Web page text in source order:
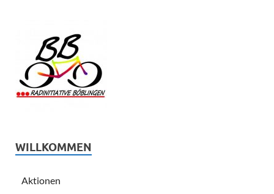
WILLKOMMEN
Aktionen